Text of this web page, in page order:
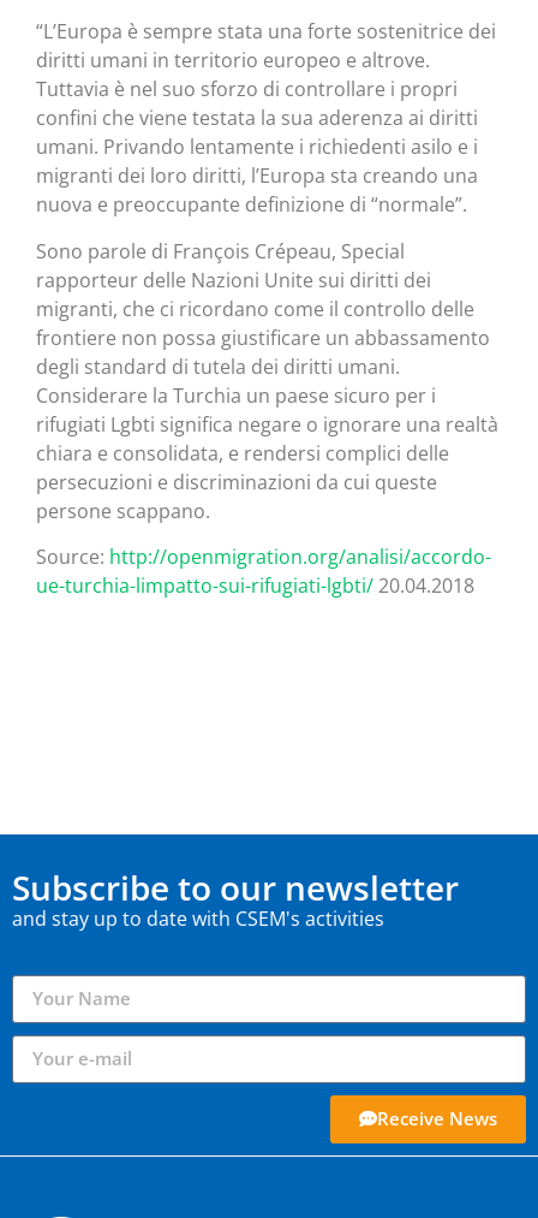
“L’Europa è sempre stata una forte sostenitrice dei
diritti umani in territorio europeo e altrove.
Tuttavia è nel suo sforzo di controllare i propri
confini che viene testata la sua aderenza ai diritti
umani. Privando lentamente i richiedenti asilo e i
migranti dei loro diritti, l’Europa sta creando una
nuova e preoccupante definizione di “normale”.
Sono parole di François Crépeau, Special
rapporteur delle Nazioni Unite sui diritti dei
migranti, che ci ricordano come il controllo delle
frontiere non possa giustificare un abbassamento
degli standard di tutela dei diritti umani.
Considerare la Turchia un paese sicuro per i
rifugiati Lgbti significa negare o ignorare una realtà
chiara e consolidata, e rendersi complici delle
persecuzioni e discriminazioni da cui queste
persone scappano.
Source: http://openmigration.org/analisi/accordo-
ue-turchia-limpatto-sui-rifugiati-lgbti/20.04.2018
Subscribe to our newsletter
and stay up to date with CSEM's activities
Receive News